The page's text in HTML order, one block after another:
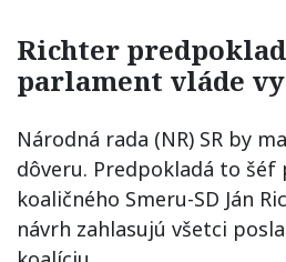
Richter
parlament vláde
Národná rada (NR) SR by
dôveru. Predpokladá to šéf
koaličného Smeru-SD Ján
návrh zahlasujú všetci